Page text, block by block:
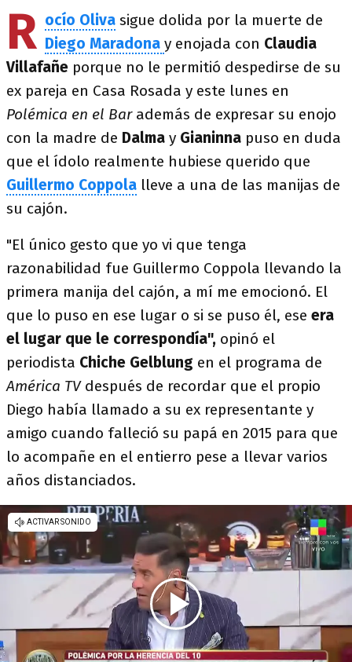
R ocío Oliva sigue dolida por la muerte de
Diego Maradona y enojada con Claudia
Villafañe porque no le permitió despedirse de su
ex pareja en Casa Rosada y este lunes en
Polémica en el Barademás de expresar su enojo
con la madre de Dalma y Gianinna puso en duda
que el ídolo realmente hubiese querido que
Guillermo Coppola lleve a una de las manijas de
su cajón.
"El único gesto que yo vi que tenga
razonabilidad fue Guillermo Coppola llevando la
primera manija del cajón, a mí me emocionó. El
que lo puso en ese lugar o si se puso él, ese era
el lugar que le correspondía", opinó el
periodista Chiche Gelblung en el programa de
América TVdespués de recordar que el propio
Diego había llamado a su ex representante y
amigo cuando falleció su papá en 2015 para que
lo acompañe en el entierro pese a llevar varios
años distanciados.